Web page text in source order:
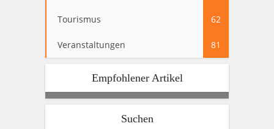
Tourismus 62
Veranstaltungen 81
Empfohlener Artikel
Suchen